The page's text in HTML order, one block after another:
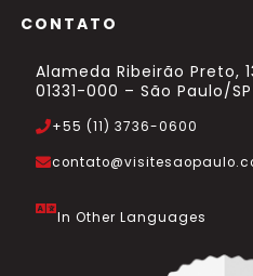
CONTATO
Alameda Ribeirão Preto,
01331-000 – São Paulo/SP
+55 (11) 3736-0600
In Other Languages